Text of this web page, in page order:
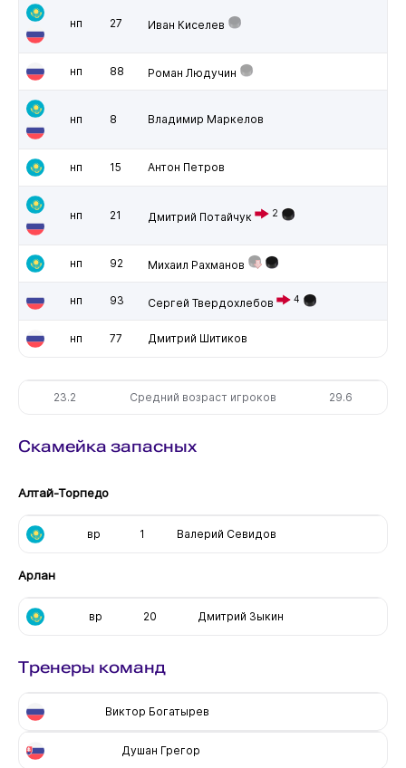
нп 27 Иван Киселев
нп 88 Роман Людучин
нп 8 Владимир Маркелов
нп 15 Антон Петров
нп 21 Дмитрий Потайчук 2
нп 92 Михаил Рахманов
нп 93 Сергей Твердохлебов 4
нп 77 Дмитрий Шитиков
23.2 Средний возраст игроков 29.6
Скамейка запасных
Алтай-Торпедо
вр 1 Валерий Севидов
Арлан
вр 20 Дмитрий Зыкин
Тренеры команд
Виктор Богатырев
Душан Грегор